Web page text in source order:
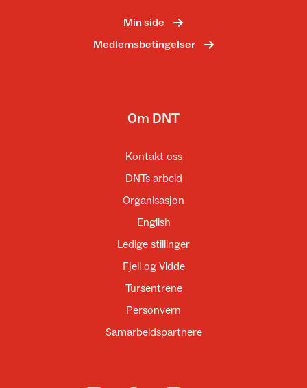
Min side
Medlemsbetingelser
Om DNT
Kontakt oss
DNTs arbeid
Organisasjon
English
Ledige stillinger
Fjell og Vidde
Tursentrene
Personvern
Samarbeidspartnere